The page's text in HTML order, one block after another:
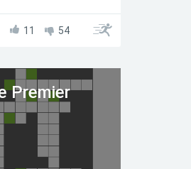
11
54
Premier